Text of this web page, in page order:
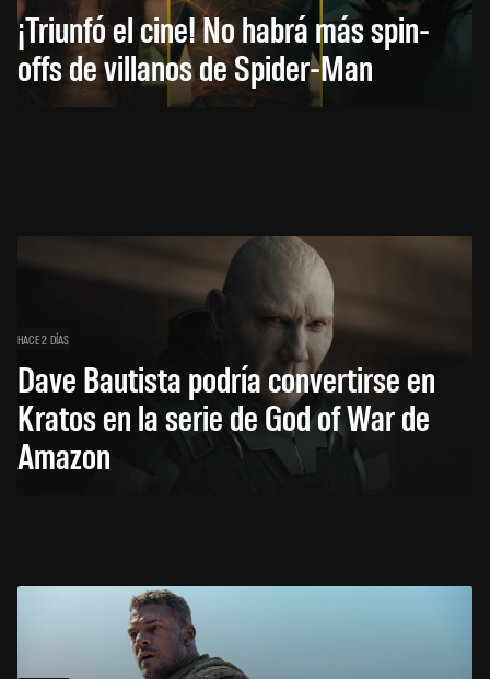
¡Triunfó el cine! No habrá más spin-
offs de villanos de Spider-Man
HACE 2 DÍAS
Dave Bautista podría convertirse en
Kratos en la serie de God of War de
Amazon